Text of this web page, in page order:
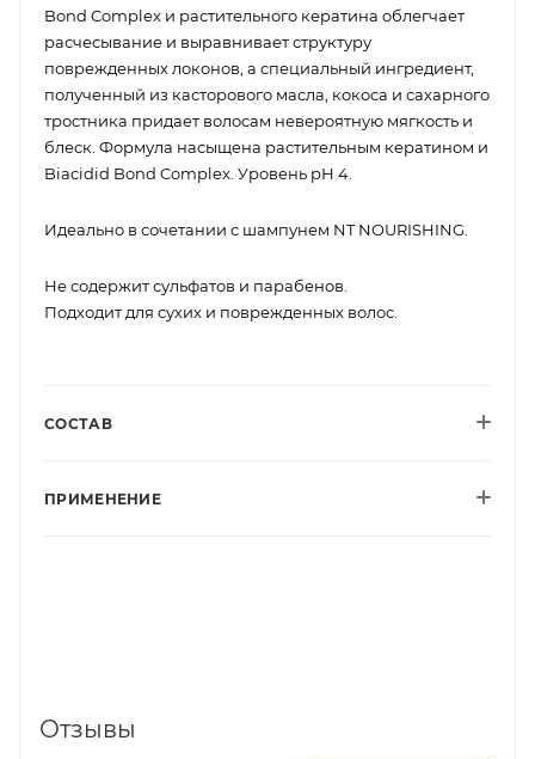
Bond Complex и растительного кератина облегчает
расчесывание и выравнивает структуру
поврежденных локонов, а специальный ингредиент,
полученный из касторового масла, кокоса и сахарного
тростника придает волосам невероятную мягкость и
блеск. Формула насыщена растительным кератином и
Biacidid Bond Complex. Уровень рН 4.
Идеально в сочетании с шампунем NT NOURISHING.
Не содержит сульфатов и парабенов.
Подходит для сухих и поврежденных волос.
СОСТАВ
ПРИМЕНЕНИЕ
Отзывы